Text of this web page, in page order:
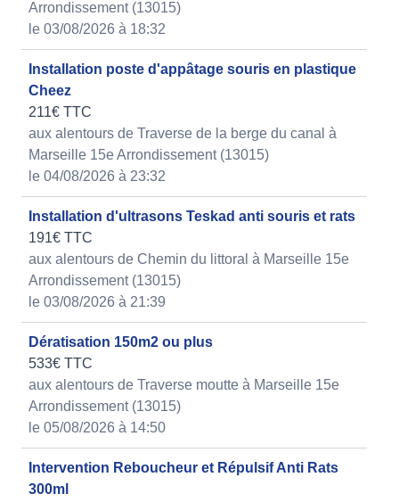
Arrondissement (13015)
le 03/08/2026 à 18:32
Installation poste d'appâtage souris en plastique
Cheez
211€ TTC
aux alentours de Traverse de la berge du canal à
Marseille 15e Arrondissement (13015)
le 04/08/2026 à 23:32
Installation d'ultrasons Teskad anti souris et rats
191€ TTC
aux alentours de Chemin du littoral à Marseille 15e
Arrondissement (13015)
le 03/08/2026 à 21:39
Dératisation 150m2 ou plus
533€ TTC
aux alentours de Traverse moutte à Marseille 15e
Arrondissement (13015)
le 05/08/2026 à 14:50
Intervention Reboucheur et Répulsif Anti Rats
300ml